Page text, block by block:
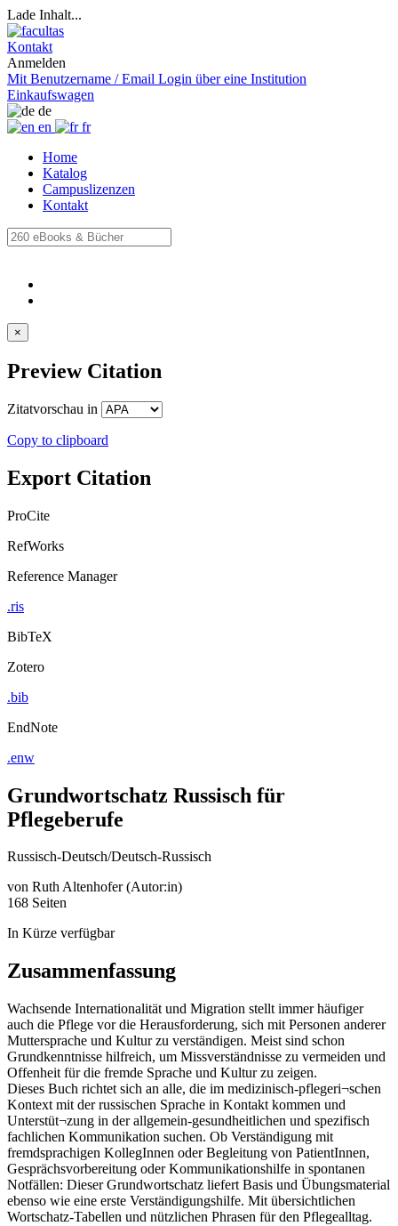
Lade Inhalt...
Kontakt
Anmelden
Mit Benutzername / Email Login über eine Institution
Einkaufswagen
de
en
fr
Home
Katalog
Campuslizenzen
Kontakt
×
Preview Citation
Zitatvorschau in
Copy to clipboard
Export Citation
ProCite
RefWorks
Reference Manager
.ris
BibTeX
Zotero
.bib
EndNote
.enw
Grundwortschatz Russisch für
Pflegeberufe
Russisch-Deutsch/Deutsch-Russisch
von Ruth Altenhofer (Autor:in)
168 Seiten
In Kürze verfügbar
Zusammenfassung
Wachsende Internationalität und Migration stellt immer häufiger
auch die Pflege vor die Herausforderung, sich mit Personen anderer
Muttersprache und Kultur zu verständigen. Meist sind schon
Grundkenntnisse hilfreich, um Missverständnisse zu vermeiden und
Offenheit für die fremde Sprache und Kultur zu zeigen.
Dieses Buch richtet sich an alle, die im medizinisch-pflegeri¬schen
Kontext mit der russischen Sprache in Kontakt kommen und
Unterstüt¬zung in der allgemein-gesundheitlichen und spezifisch
fachlichen Kommunikation suchen. Ob Verständigung mit
fremdsprachigen KollegInnen oder Begleitung von PatientInnen,
Gesprächsvorbereitung oder Kommunikationshilfe in spontanen
Notfällen: Dieser Grundwortschatz liefert Basis und Übungsmaterial
ebenso wie eine erste Verständigungshilfe. Mit übersichtlichen
Wortschatz-Tabellen und nützlichen Phrasen für den Pflegealltag.